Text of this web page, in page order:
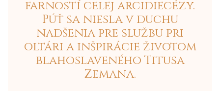
farností celej arcidiecézy.
Púť sa niesla v duchu
nadšenia pre službu pri
oltári a inšpirácie životom
blahoslaveného Titusa
Zemana.